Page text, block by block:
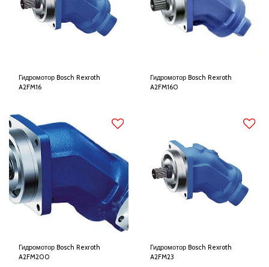
Гидромотор Bosch Rexroth
A2FM16
Гидромотор Bosch Rexroth
A2FM160
Гидромотор Bosch Rexroth
A2FM200
Гидромотор Bosch Rexroth
A2FM23